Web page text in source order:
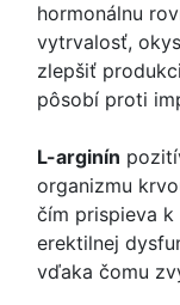
hormonálnu
vytrvalosť,
zlepšiť
pôsobí proti
L-arginín
organizmu
čím prispieva k
erektilnej
vďaka čomu